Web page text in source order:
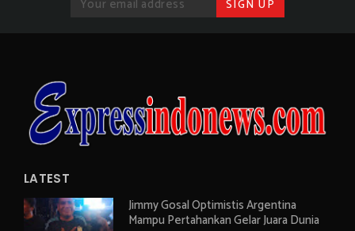
LATEST
Jimmy Gosal Optimistis Argentina
Mampu Pertahankan Gelar Juara Dunia